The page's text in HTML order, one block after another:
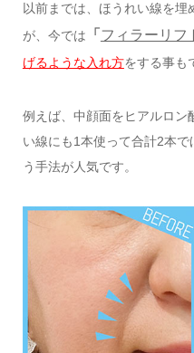
以前までは、ほうれい線を埋
が、今では 「 フィラーリフ
げるような入れ方をする事も
例えば、中顔面をヒアルロン
い線にも1本使って合計2本
う手法が人気です。